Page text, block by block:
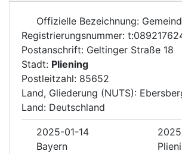
Offizielle Bezeichnung:
Registrierungsnummer:
Postanschrift: Geltinger Straße 18
Stadt: Pliening
Postleitzahl: 85652
Land, Gliederung (NUTS):
Land: Deutschland
2025-01-14
Bayern